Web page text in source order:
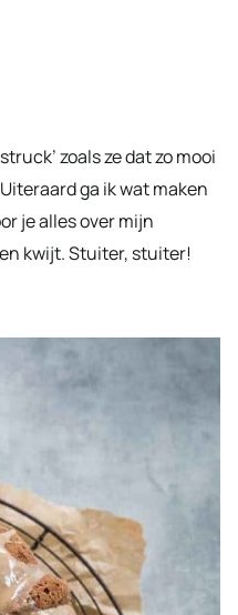
zoals ze dat zo mooi
ga ik wat maken
je alles over mijn
kwijt. Stuiter, stuiter!